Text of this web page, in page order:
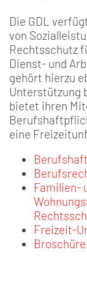
Die GDL
von
Rechtsschutz
Dienst- und
gehört hierzu
Unterstützung
bietet ihren
eine
Familien-
Freizeit-